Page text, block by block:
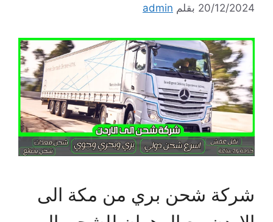
20/12/2024 بقلم admin
شركة شحن بري من مكة الى